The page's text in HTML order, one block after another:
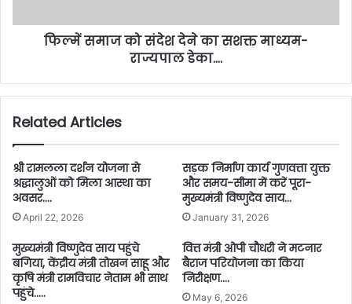
फिल्में समाज को संदेश देने का सशक्त माध्यम-
राज्यपाल डेका….
Related Articles
श्री रामलला दर्शन योजना से
श्रद्धालुओं को मिला आस्था का
अवसर….
April 22, 2026
सड़क निर्माण कार्य गुणवत्ता युक्त
और समय-सीमा में करें पूरा-
मुख्यमंत्री विष्णुदेव साय…
January 31, 2026
मुख्यमंत्री विष्णुदेव साय पहुंचे
बगिया, केंद्रीय मंत्री तोखन साहू और
कृषि मंत्री रामविचार नेताम भी साथ
पहुंचे…..
वित्त मंत्री ओपी चौधरी ने मटनार
बैराज परियोजना का किया
निरीक्षण….
May 6, 2026